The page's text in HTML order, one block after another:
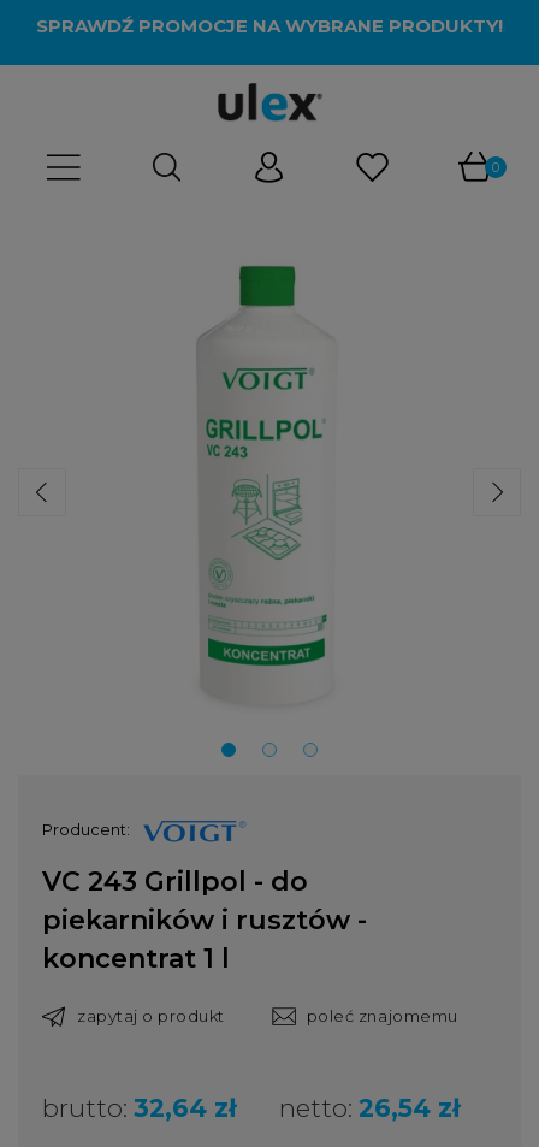
SPRAWDŹ PROMOCJE NA WYBRANE PRODUKTY!
Producent:
VC 243 Grillpol - do
piekarników i rusztów -
koncentrat 1 l
zapytaj o produkt poleć znajomemu
brutto: 32,64 zł netto: 26,54 zł